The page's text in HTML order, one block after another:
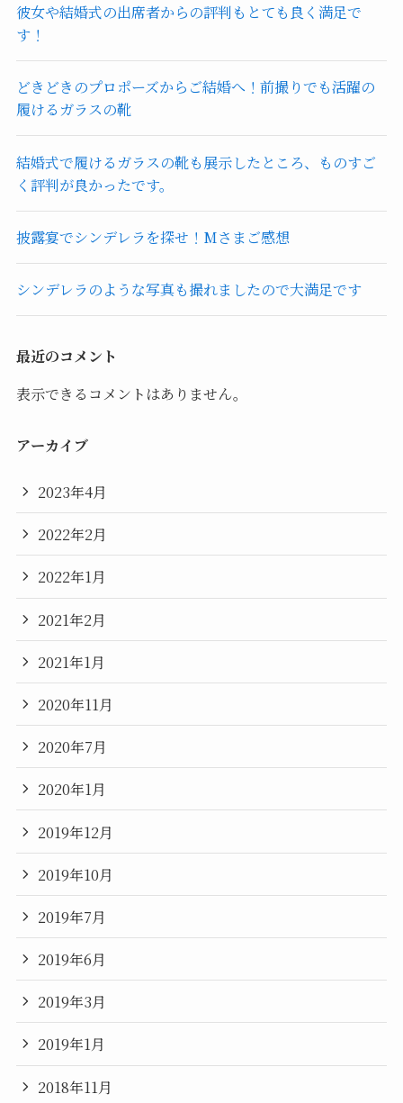
彼女や結婚式の出席者からの評判もとても良く満足で
す！
どきどきのプロポーズからご結婚へ！前撮りでも活躍の
履けるガラスの靴
結婚式で履けるガラスの靴も展示したところ、ものすご
く評判が良かったです。
披露宴でシンデレラを探せ！Mさまご感想
シンデレラのような写真も撮れましたので大満足です
最近のコメント
表示できるコメントはありません。
アーカイブ
2023年4月
2022年2月
2022年1月
2021年2月
2021年1月
2020年11月
2020年7月
2020年1月
2019年12月
2019年10月
2019年7月
2019年6月
2019年3月
2019年1月
2018年11月